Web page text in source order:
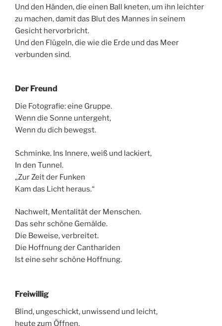
Und den Händen, die einen Ball kneten, um ihn leichter
zu machen, damit das Blut des Mannes in seinem
Gesicht hervorbricht.
Und den Flügeln, die wie die Erde und das Meer
verbunden sind.
Der Freund
Die Fotografie: eine Gruppe.
Wenn die Sonne untergeht,
Wenn du dich bewegst.
Schminke. Ins Innere, weiß und lackiert,
In den Tunnel.
„Zur Zeit der Funken
Kam das Licht heraus.“
Nachwelt, Mentalität der Menschen.
Das sehr schöne Gemälde.
Die Beweise, verbreitet.
Die Hoffnung der Canthariden
Ist eine sehr schöne Hoffnung.
Freiwillig
Blind, ungeschickt, unwissend und leicht,
heute zum Öffnen,